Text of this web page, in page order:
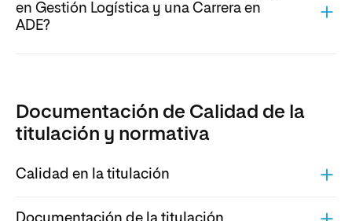
en Gestión Logística y una Carrera en
ADE?
Documentación de Calidad de la
titulación y normativa
Calidad en la titulación